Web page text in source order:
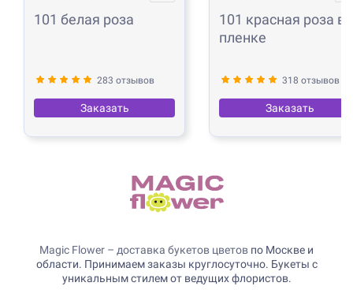
101 белая роза
283 отзывов
Заказать
101 красная роза в
пленке
318 отзывов
Заказать
Magic Flower – доставка букетов цветов по Москве и
области. Принимаем заказы круглосуточно. Букеты с
уникальным стилем от ведущих флористов.